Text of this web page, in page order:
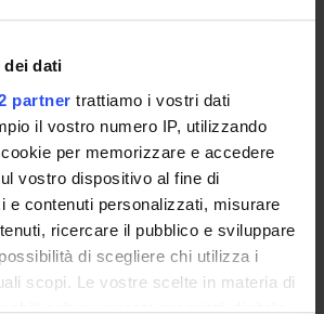
dei dati
partner trattiamo i vostri dati
il vostro numero IP, utilizzando
per memorizzare e accedere
vostro dispositivo al fine di
e contenuti personalizzati, misurare
ricercare il pubblico e sviluppare
di scegliere chi utilizza i
scopi. Le vostre scelte in materia di
solo su questa proprietà digitale